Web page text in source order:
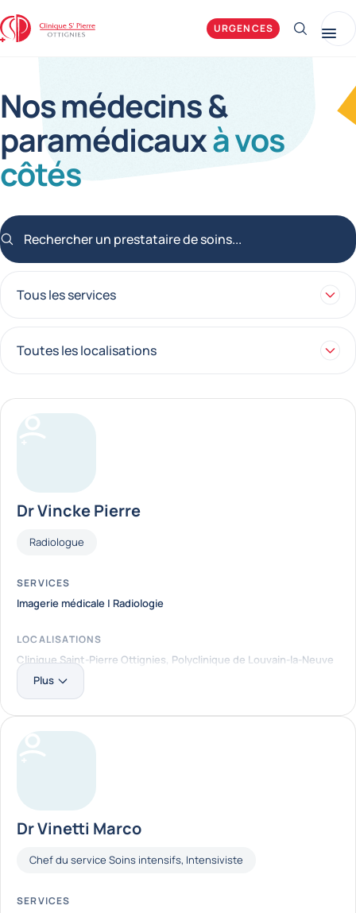
Clinique Saint-Pierre Ottignies URGENCES Afficher
Nos médecins &
paramédicauxà vos
côtés
Rechercher un prestataire de soins...
doctors_list
Dr Vincke Pierre
Radiologue
SERVICES
Imagerie médicale | Radiologie
LOCALISATIONS
Clinique Saint-Pierre Ottignies, Polyclinique de Louvain-la-Neuve
En savoir plus
Plus
Dr Vinetti Marco
Chef du service Soins intensifs Intensiviste
SERVICES